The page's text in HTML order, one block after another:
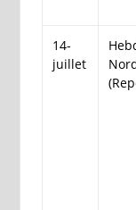
14-
juillet